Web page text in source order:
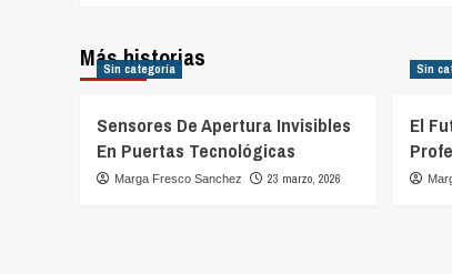
Más historias
Sin categoría
Sensores De Apertura Invisibles
En Puertas Tecnológicas
Marga Fresco Sanchez 23 marzo, 2026
Sin
El